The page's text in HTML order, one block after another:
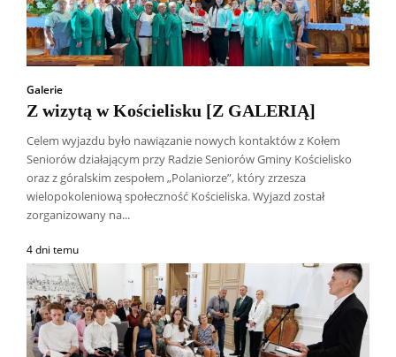
Galerie
Z wizytą w Kościelisku [Z GALERIĄ]
Celem wyjazdu było nawiązanie nowych kontaktów z Kołem
Seniorów działającym przy Radzie Seniorów Gminy Kościelisko
oraz z góralskim zespołem „Polaniorze”, który zrzesza
wielopokoleniową społeczność Kościeliska. Wyjazd został
zorganizowany na...
4 dni temu